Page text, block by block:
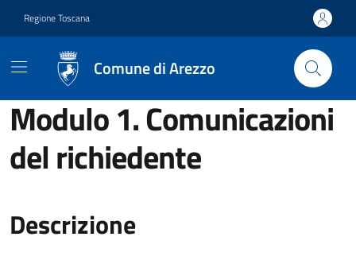
Regione Toscana
Comune di Arezzo
Modulo 1. Comunicazioni
del richiedente
Descrizione